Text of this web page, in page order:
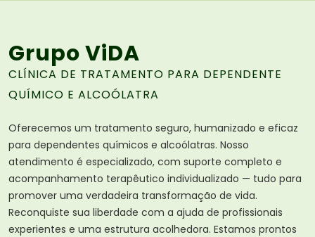
Grupo ViDA
CLÍNICA DE TRATAMENTO PARA DEPENDENTE
QUÍMICO E ALCOÓLATRA
Oferecemos um tratamento seguro, humanizado e eficaz
para dependentes químicos e alcoólatras. Nosso
atendimento é especializado, com suporte completo e
acompanhamento terapêutico individualizado — tudo para
promover uma verdadeira transformação de vida.
Reconquiste sua liberdade com a ajuda de profissionais
experientes e uma estrutura acolhedora. Estamos prontos